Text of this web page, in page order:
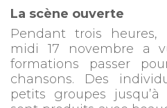
La scène ouverte
Pendant trois
midi 17 novembre a
formations passer
chansons. Des
petits groupes